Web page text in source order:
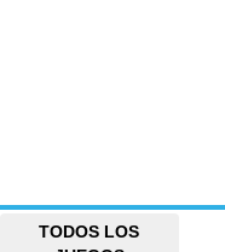
TODOS LOS